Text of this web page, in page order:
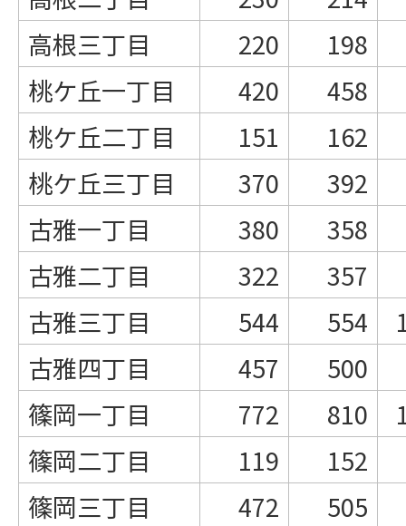
高根三丁目
220
198
桃ケ丘一丁目
420
458
桃ケ丘二丁目
151
162
桃ケ丘三丁目
370
392
古雅一丁目
380
358
古雅二丁目
322
357
古雅三丁目
544 554
古雅四丁目
457
500
篠岡一丁目
772 810
篠岡二丁目
119
152
篠岡三丁目
472
505